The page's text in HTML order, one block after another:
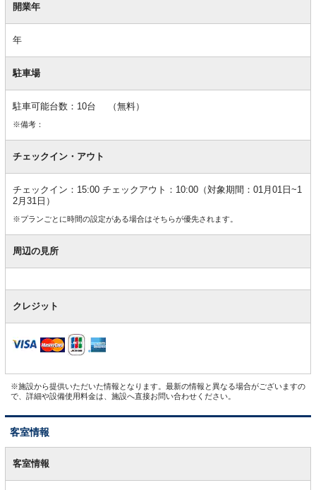
開業年
年
駐車場
駐車可能台数：10台 （無料）
※備考：
チェックイン・アウト
チェックイン：15:00 チェックアウト：10:00（対象期間：01月01日~1
2月31日）
※プランごとに時間の設定がある場合はそちらが優先されます。
周辺の見所
クレジット
※施設から提供いただいた情報となります。最新の情報と異なる場合がございますの
で、詳細や設備使用料金は、施設へ直接お問い合わせください。
客室情報
室客室情報